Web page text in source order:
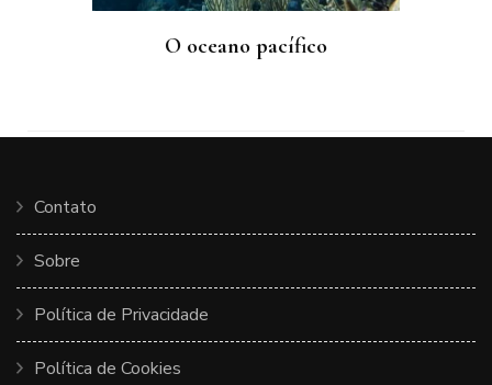
O oceano pacífico
Contato
Sobre
Política de Privacidade
Política de Cookies